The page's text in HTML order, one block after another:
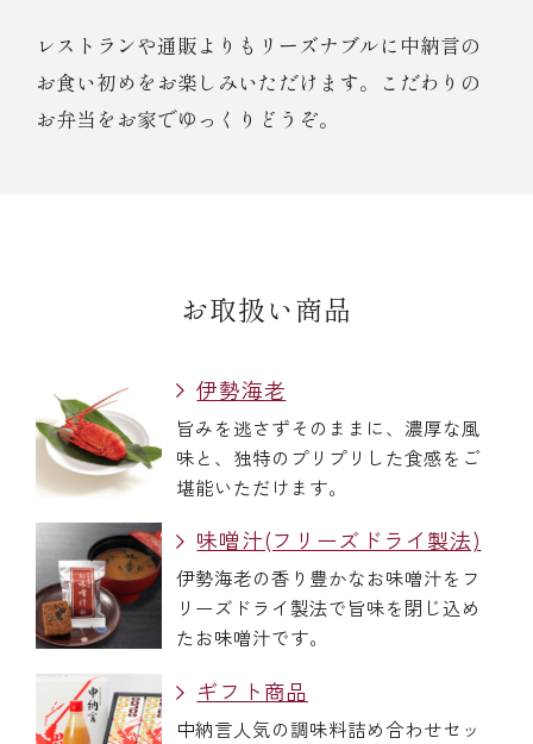
レストランや通販よりもリーズナブルに中納言の
お食い初めをお楽しみいただけます。こだわりの
お弁当をお家でゆっくりどうぞ。
お取扱い商品
伊勢海老
旨みを逃さずそのままに、濃厚な風
味と、独特のプリプリした食感をご
堪能いただけます。
味噌汁(フリーズドライ製法)
伊勢海老の香り豊かなお味噌汁をフ
リーズドライ製法で旨味を閉じ込め
たお味噌汁です。
ギフト商品
中納言人気の調味料詰め合わせセッ